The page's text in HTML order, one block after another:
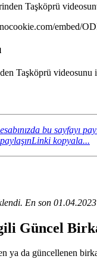
Taşköprü
embed/
Taşköprü videosunu
bu sayfayı
Linki kopyala...
En son
Güncel
da güncellenen